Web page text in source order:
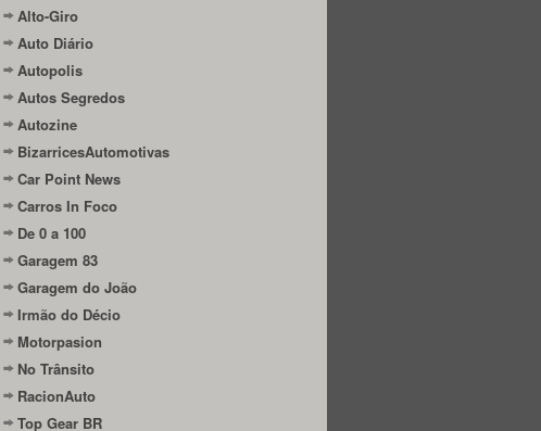
Alto-Giro
Auto Diário
Autopolis
Autos Segredos
Autozine
BizarricesAutomotivas
Car Point News
Carros In Foco
De 0 a 100
Garagem 83
Garagem do João
Irmão do Décio
Motorpasion
No Trânsito
RacionAuto
Top Gear BR